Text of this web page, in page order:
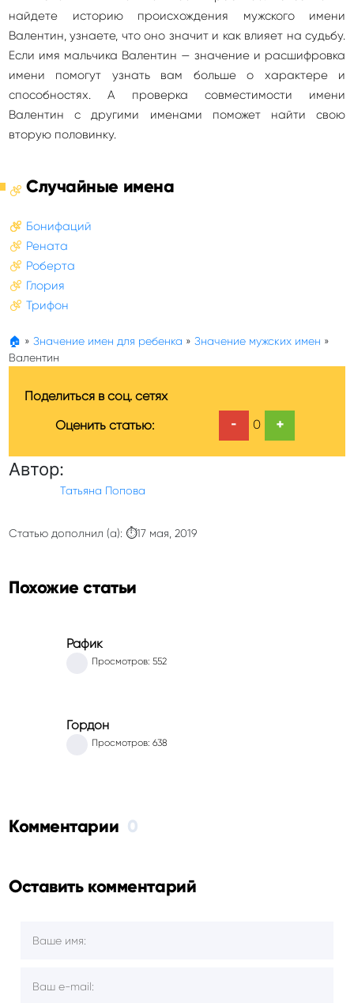
найдете историю происхождения мужского имени
Валентин, узнаете, что оно значит и как влияет на судьбу.
Если имя мальчика Валентин — значение и расшифровка
имени помогут узнать вам больше о характере и
способностях. А проверка совместимости имени
Валентин с другими именами поможет найти свою
вторую половинку.
Случайные имена
Бонифаций
Рената
Роберта
Глория
Трифон
🏠 » Значение имен для ребенка » Значение мужских имен »
Валентин
Поделиться в соц. сетях
Оценить статью:
- 0 +
Автор:
Татьяна Попова
Статью дополнил (а): ⏱17 мая, 2019
Похожие статьи
Рафик
Просмотров: 552
Гордон
Просмотров: 638
Комментарии 0
Оставить комментарий